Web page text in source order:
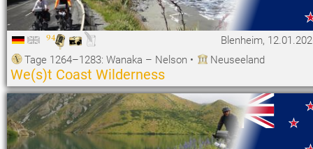
94
Blenheim,
Tage 1264–1283: Wanaka – Nelson • Neuseeland
We(s)t Coast Wilderness